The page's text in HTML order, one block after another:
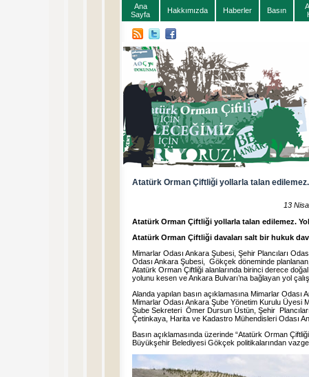
Ana
Sayfa
Hakkımızda Haberler Basın
Atatürk Orman Çiftliği yollarla talan edilemez.
13
Atatürk Orman Çiftliği yollarla talan edilemez.
Atatürk Orman Çiftliği davaları salt bir hukuk
Mimarlar Odası Ankara Şubesi, Şehir Plancıları
Odası Ankara Şubesi, Gökçek döneminde
Atatürk Orman Çiftliği alanlarında birinci derece
yolunu kesen ve Ankara Bulvarı’na bağlayan yol
Alanda yapılan basın açıklamasına Mimarlar
Mimarlar Odası Ankara Şube Yönetim Kurulu Üyesi
Şube Sekreteri Ömer Dursun Üstün, Şehir
Çetinkaya, Harita ve Kadastro Mühendisleri Odası
Basın açıklamasında üzerinde “Atatürk Orman
Büyükşehir Belediyesi Gökçek politikalarından